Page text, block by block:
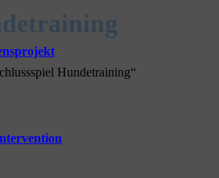
Hundetraining“